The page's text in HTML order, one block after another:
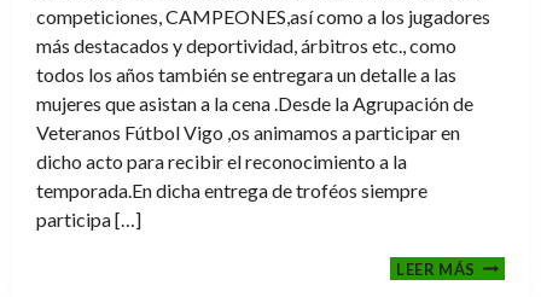
competiciones, CAMPEONES,así como a los jugadores
más destacados y deportividad, árbitros etc., como
todos los años también se entregara un detalle a las
mujeres que asistan a la cena .Desde la Agrupación de
Veteranos Fútbol Vigo ,os animamos a participar en
dicho acto para recibir el reconocimiento a la
temporada.En dicha entrega de troféos siempre
participa […]
LEER MÁSCENA-